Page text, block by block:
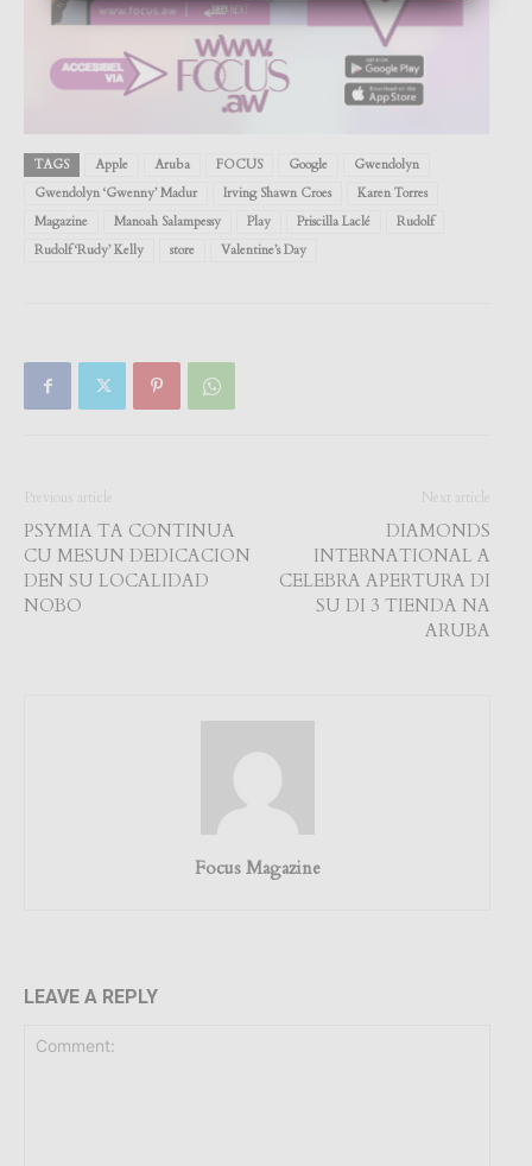
TAGS Apple Aruba FOCUS Google
Gwendolyn
Gwendolyn ‘Gwenny’ Madur
Irving Shawn Croes
Karen Torres
Magazine
Manoah Salampessy Play Priscilla Laclé
Rudolf
Rudolf ‘Rudy’ Kelly
store Valentine’s Day
Previous article
PSYMIA TA CONTINUA
CU MESUN DEDICACION
DEN SU LOCALIDAD
NOBO
Next article
DIAMONDS
INTERNATIONAL A
CELEBRA APERTURA DI
SU DI 3 TIENDA NA
ARUBA
Focus Magazine
LEAVE A REPLY